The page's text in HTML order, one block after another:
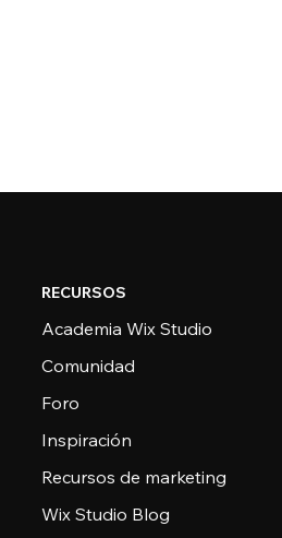
RECURSOS
Academia Wix Studio
Comunidad
Foro
Inspiración
Recursos de marketing
Wix Studio Blog